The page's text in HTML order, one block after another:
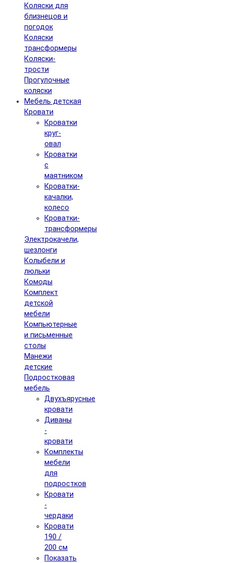
Коляски для
близнецов и
погодок
Коляски
трансформеры
Коляски-
трости
Прогулочные
коляски
Мебель детская
Кровати
Кроватки
круг-
овал
Кроватки
с
маятником
Кроватки-
качалки,
колесо
Кроватки-
трансформеры
Электрокачели,
шезлонги
Колыбели и
люльки
Комоды
Комплект
детской
мебели
Компьютерные
и письменные
столы
Манежи
детские
Подростковая
мебель
Двухъярусные
кровати
Диваны
-
кровати
Комплекты
мебели
для
подростков
Кровати
-
чердаки
Кровати
190 /
200 см
Показать